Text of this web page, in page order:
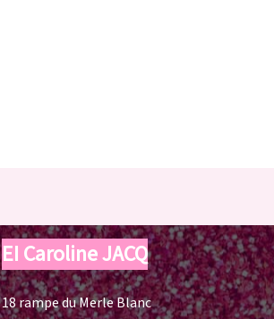
EI Caroline JACQ
18 rampe du Merle Blanc